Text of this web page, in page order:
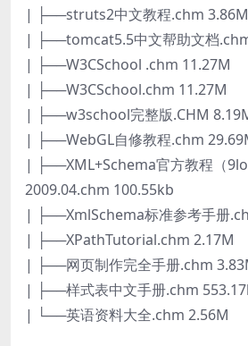
| ├──struts2中文教程.chm 3.86M
| ├──tomcat5.5中文帮助文档
| ├──W3CSchool .chm 11.27M
| ├──W3CSchool.chm 11.27M
| ├──w3school完整版.CHM
| ├──WebGL自修教程.chm
| ├──XML+Schema官方教程（
2009.04.chm 100.55kb
| ├──XmlSchema标准参考手册
| ├──XPathTutorial.chm 2.17M
| ├──网页制作完全手册.chm
| ├──样式表中文手册.chm
| └──英语资料大全.chm 2.56M